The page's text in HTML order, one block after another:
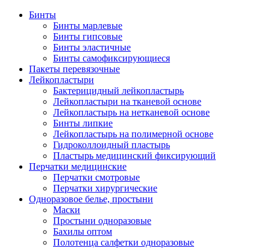
Бинты
Бинты марлевые
Бинты гипсовые
Бинты эластичные
Бинты самофиксирующиеся
Пакеты перевязочные
Лейкопластыри
Бактерицидный лейкопластырь
Лейкопластыри на тканевой основе
Лейкопластырь на нетканевой основе
Бинты липкие
Лейкопластырь на полимерной основе
Гидроколлоидный пластырь
Пластырь медицинский фиксирующий
Перчатки медицинские
Перчатки смотровые
Перчатки хирургические
Одноразовое белье, простыни
Маски
Простыни одноразовые
Бахилы оптом
Полотенца салфетки одноразовые